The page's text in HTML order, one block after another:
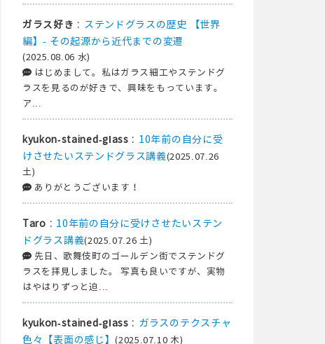
ガラス好き : ステンドグラスの歴史 【世界
編】- その起源から近代までの変遷
(2025.08.06 水)
はじめまして。私はガラス細工やステンドグ
ラスを見るのが好きで、興味をもっています。
ア...
kyukon-stained-glass : 10年前の自分に受
けさせたいステンドグラス講義(2025.07.26
土)
ありがとうございます！
Taro : 10年前の自分に受けさせたいステン
ドグラス講義(2025.07.26 土)
先日、歌舞伎町のゴールデン街でステンドグ
ラスを拝見しました。 写真も良いですが、実物
はやはりずっと迫...
kyukon-stained-glass : ガラスのテクスチャ
色々【表面の感じ】(2025.07.10 木)